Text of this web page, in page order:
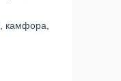
камфора,